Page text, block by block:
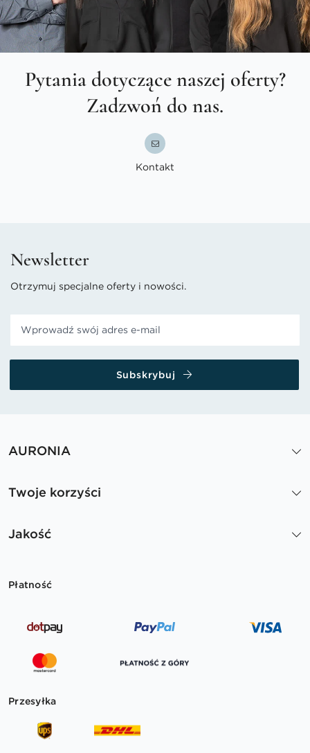
Pytania dotyczące naszej oferty?
Zadzwoń do nas.
Kontakt
Newsletter
Otrzymuj specjalne oferty i nowości.
Subskrybuj
AURONIA
Twoje korzyści
Jakość
Płatność
Przesyłka